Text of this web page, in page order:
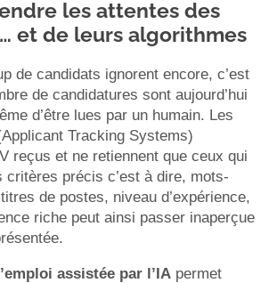
les attentes des
et de leurs algorithmes
de candidats ignorent encore, c’est
de candidatures sont aujourd’hui
d’être lues par un humain. Les
Tracking Systems)
reçus et ne retiennent que ceux qui
critères précis c’est à dire, mots-
de postes, niveau d’expérience,
riche peut ainsi passer inaperçue
assistée par l’IA permet